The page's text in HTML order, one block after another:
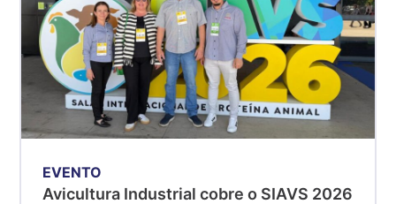
Suíno - Estadual
MG
R$ 5,07
Suíno - Estadual
R$ 4,53
kg
Suíno - Estadual
EVENTO
Avicultura Industrial cobre o SIAVS 2026